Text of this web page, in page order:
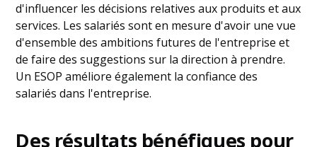
d'influencer les décisions relatives aux produits et aux
services. Les salariés sont en mesure d'avoir une vue
d'ensemble des ambitions futures de l'entreprise et
de faire des suggestions sur la direction à prendre.
Un ESOP améliore également la confiance des
salariés dans l'entreprise.
Des résultats bénéfiques pour